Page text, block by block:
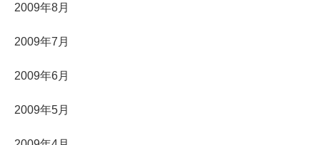
2009年8月
2009年7月
2009年6月
2009年5月